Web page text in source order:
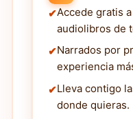
Accede gratis
audiolibros de
Narrados por
experiencia
Lleva contigo
donde quieras.